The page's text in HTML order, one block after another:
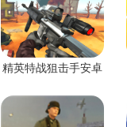
精英特战狙击手安卓